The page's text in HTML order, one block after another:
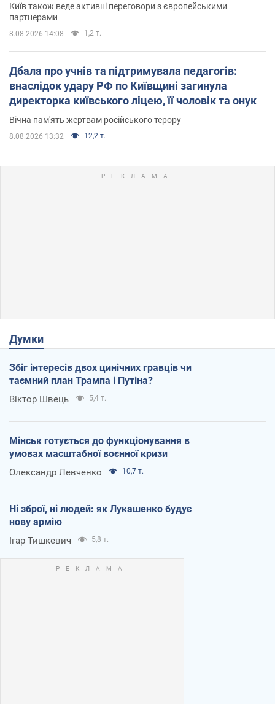
Київ також веде активні переговори з європейськими
партнерами
8.08.2026 14:08 1,2 т.
Дбала про учнів та підтримувала педагогів:
внаслідок удару РФ по Київщині загинула
директорка київського ліцею, її чоловік та онук
Вічна пам'ять жертвам російського терору
8.08.2026 13:32 12,2 т.
Думки
Збіг інтересів двох цинічних гравців чи
таємний план Трампа і Путіна?
Віктор Швець 5,4 т.
Мінськ готується до функціонування в
умовах масштабної воєнної кризи
Олександр Левченко 10,7 т.
Ні зброї, ні людей: як Лукашенко будує
нову армію
Ігар Тишкевич 5,8 т.